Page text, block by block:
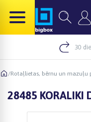
30
/Rotaļlietas, bērnu un mazuļu
28485 KORALIKI